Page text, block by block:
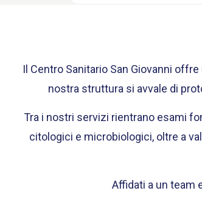
Il Centro Sanitario San Giovanni
nostra struttura si avvale di
Tra i nostri servizi rientrano esami
citologici e microbiologici, oltre a
Affidati a un team